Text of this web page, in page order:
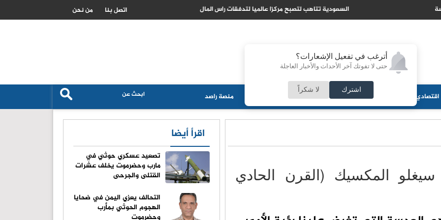
أترغب في تفعيل الإشعارات؟
حتى لا تفوتك آخر الأحداث والأخبار العاجلة
اشترك لا شكراً
تتاهب لتصبح مركزا عالميا لتدفقات راس المال الاسلامي الزراعة الاردنية تكشف حجم استهلاك القمح والشعير وتؤكد تعزيز الامن
من نحن اتصل بنا
اقتصادي منوعات ثقافة مجلس الأمة منصة راصد
المكسيك (القرن الحادي
اقرأ أيضا
تصعيد عسكري حوثي في
مارب وحضرموت يخلف عشرات
القتلى والجرحى
التحالف يعزي اليمن في ضحايا
الهجوم الحوثي بمأرب
وحضرموت